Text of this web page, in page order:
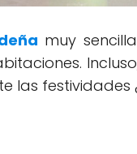
muy
las